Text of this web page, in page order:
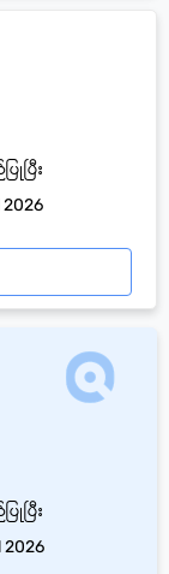
ပြီး
2026
ပြီး
2026